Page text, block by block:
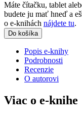
Máte čítačku, tablet
budete ju mať hneď a
o e-knihách nájdete tu.
Do košíka
Popis e-knihy
Podrobnosti
Recenzie
O autorovi
Viac o e-knihe